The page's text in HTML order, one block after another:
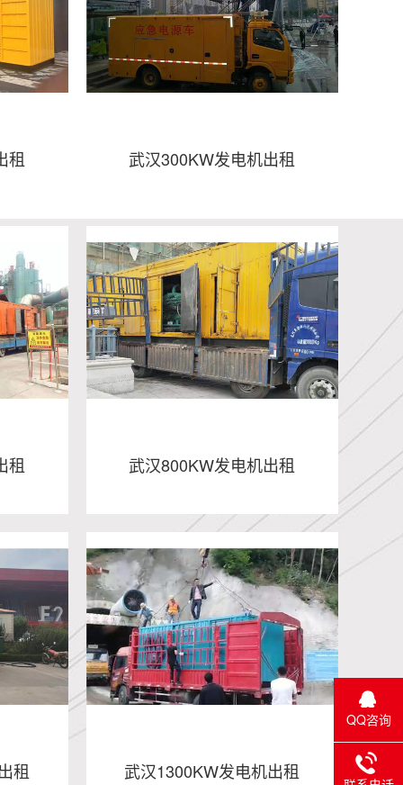
租
租
武汉300KW发电机出租
武汉300KW发电机出租
- 武汉出租发电车
- 武汉租赁发电车
租
租
武汉800KW发电机出租
武汉800KW发电机出租
- 武汉发电车租赁
- 武汉租赁发电机
- 武汉出租发电机
租 武汉1300KW发电机出租
QQ咨询